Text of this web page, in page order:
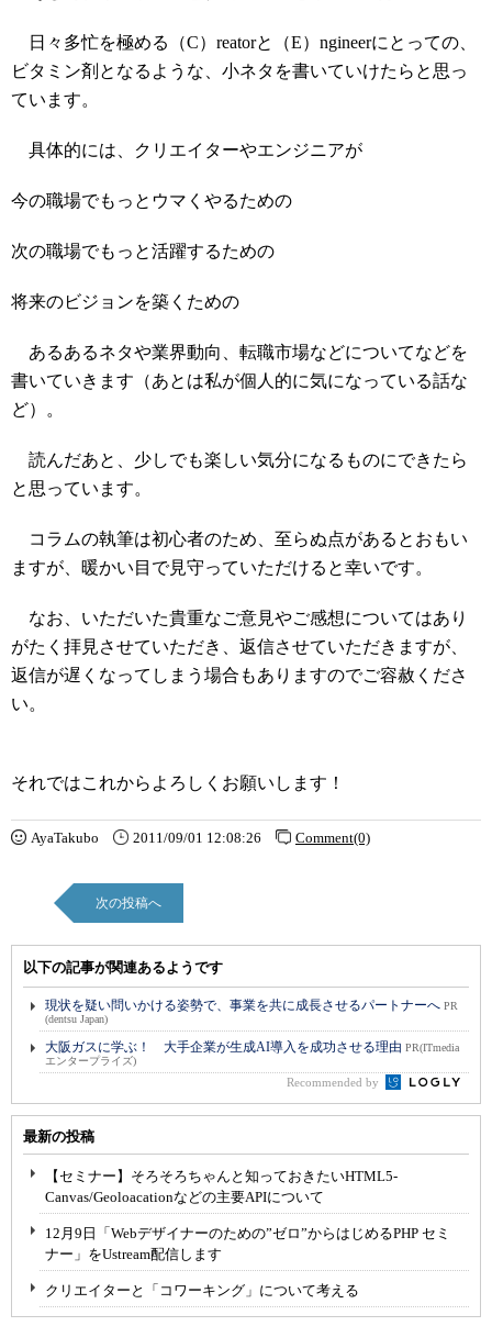
日々多忙を極める（C）reatorと（E）ngineerにとっての、
ビタミン剤となるような、小ネタを書いていけたらと思っ
ています。
具体的には、クリエイターやエンジニアが
今の職場でもっとウマくやるための
次の職場でもっと活躍するための
将来のビジョンを築くための
あるあるネタや業界動向、転職市場などについてなどを
書いていきます（あとは私が個人的に気になっている話な
ど）。
読んだあと、少しでも楽しい気分になるものにできたら
と思っています。
コラムの執筆は初心者のため、至らぬ点があるとおもい
ますが、暖かい目で見守っていただけると幸いです。
なお、いただいた貴重なご意見やご感想についてはあり
がたく拝見させていただき、返信させていただきますが、
返信が遅くなってしまう場合もありますのでご容赦くださ
い。
それではこれからよろしくお願いします！
AyaTakubo 2011/09/01 12:08:26 Comment(0)
次の投稿へ
以下の記事が関連あるようです
現状を疑い問いかける姿勢で、事業を共に成長させるパートナーへ PR
(dentsu Japan)
大阪ガスに学ぶ！ 大手企業が生成AI導入を成功させる理由 PR(ITmedia
エンタープライズ)
Recommended by
最新の投稿
【セミナー】そろそろちゃんと知っておきたいHTML5-
Canvas/Geoloacationなどの主要APIについて
12月9日「Webデザイナーのための”ゼロ”からはじめるPHP セミ
ナー」をUstream配信します
クリエイターと「コワーキング」について考える